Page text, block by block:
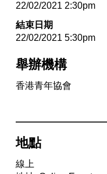
22/02/2021 2:30pm
結束日期
22/02/2021 5:30pm
舉辦機構
香港青年協會
地點
線上